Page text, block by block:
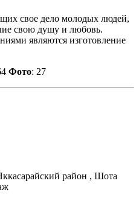
свое дело молодых людей,
свою душу и любовь.
являются изготовление
Фото: 27
район , Шота